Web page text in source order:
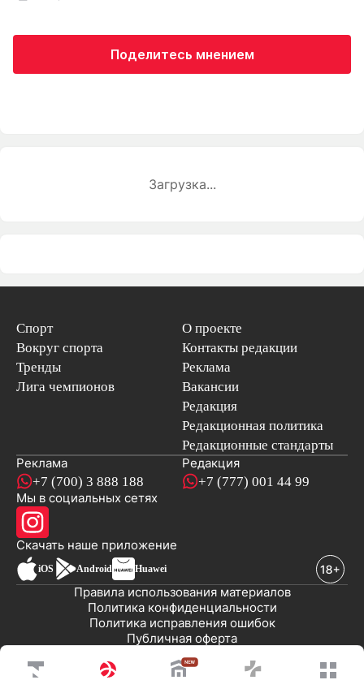
Поделитесь мнением
Загрузка...
Спорт
Вокруг спорта
Тренды
Лига чемпионов
О проекте
Контакты редакции
Реклама
Вакансии
Редакция
Редакционная политика
Редакционные стандарты
Реклама
+7 (700) 3 888 188
Редакция
+7 (777) 001 44 99
Мы в социальных сетях
Скачать наше приложениеновостей
iOS Android Huawei
Публичная оферта
Политика исправления ошибок
Политика конфиденциальности
Правила использования материалов
© 2008-2026 ТОО «EML»